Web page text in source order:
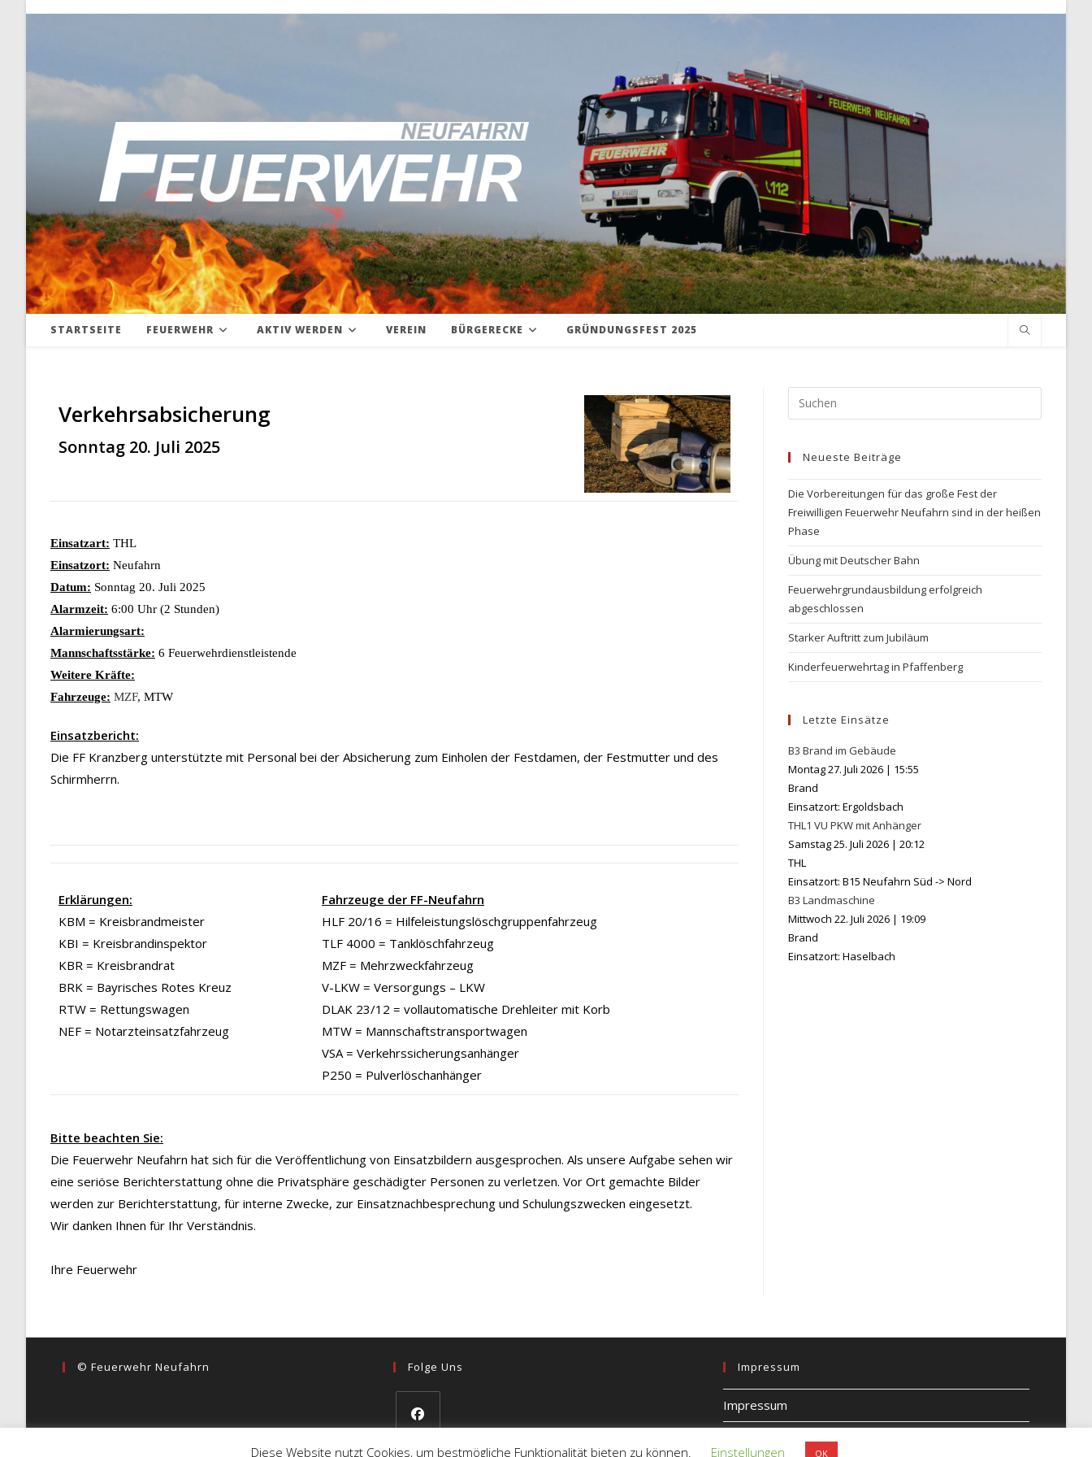
STARTSEITE FEUERWEHR AKTIV WERDEN VEREIN BÜRGERECKE GRÜNDUNGSFEST 2025
Verkehrsabsicherung
Sonntag 20. Juli 2025
Einsatzart: THL
Einsatzort: Neufahrn
Datum: Sonntag 20. Juli 2025
Alarmzeit: 6:00 Uhr (2 Stunden)
Alarmierungsart:
Mannschaftsstärke: 6 Feuerwehrdienstleistende
Weitere Kräfte:
Fahrzeuge: MZF, MTW
Einsatzbericht:
Die FF Kranzberg unterstützte mit Personal bei der Absicherung zum Einholen der Festdamen, der Festmutter und des
Schirmherrn.
Erklärungen:
KBM = Kreisbrandmeister
KBI = Kreisbrandinspektor
KBR = Kreisbrandrat
BRK = Bayrisches Rotes Kreuz
RTW = Rettungswagen
NEF = Notarzteinsatzfahrzeug
Fahrzeuge der FF-Neufahrn
HLF 20/16 = Hilfeleistungslöschgruppenfahrzeug
TLF 4000 = Tanklöschfahrzeug
MZF = Mehrzweckfahrzeug
V-LKW = Versorgungs – LKW
DLAK 23/12 = vollautomatische Drehleiter mit Korb
MTW = Mannschaftstransportwagen
VSA = Verkehrssicherungsanhänger
P250 = Pulverlöschanhänger
Bitte beachten Sie:
Die Feuerwehr Neufahrn hat sich für die Veröffentlichung von Einsatzbildern ausgesprochen. Als unsere Aufgabe sehen wir
eine seriöse Berichterstattung ohne die Privatsphäre geschädigter Personen zu verletzen. Vor Ort gemachte Bilder
werden zur Berichterstattung, für interne Zwecke, zur Einsatznachbesprechung und Schulungszwecken eingesetzt.
Wir danken Ihnen für Ihr Verständnis.
Ihre Feuerwehr
Escape
Neueste Beiträge
Die Vorbereitungen für das große Fest der
Freiwilligen Feuerwehr Neufahrn sind in der heißen
Phase
Übung mit Deutscher Bahn
Feuerwehrgrundausbildung erfolgreich
abgeschlossen
Starker Auftritt zum Jubiläum
Kinderfeuerwehrtag in Pfaffenberg
Letzte Einsätze
B3 Brand im Gebäude
Montag 27. Juli 2026 | 15:55
Brand
Einsatzort: Ergoldsbach
THL1 VU PKW mit Anhänger
Samstag 25. Juli 2026 |20:12
THL
Einsatzort: B15 Neufahrn Süd -> Nord
B3 Landmaschine
Mittwoch 22. Juli 2026 | 19:09
Brand
Einsatzort: Haselbach
© Feuerwehr Neufahrn Folge Uns
Opens
Impressum
Impressum
Diese Website nutzt Cookies, um bestmögliche Funktionalität bieten zu können.
Einstellungen OK